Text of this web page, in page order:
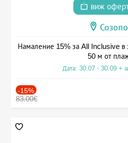
виж
Намаление 15% за All Inclusive в
50 м от
Дата: 30.07 - 30.09 +
-15%
83.00€